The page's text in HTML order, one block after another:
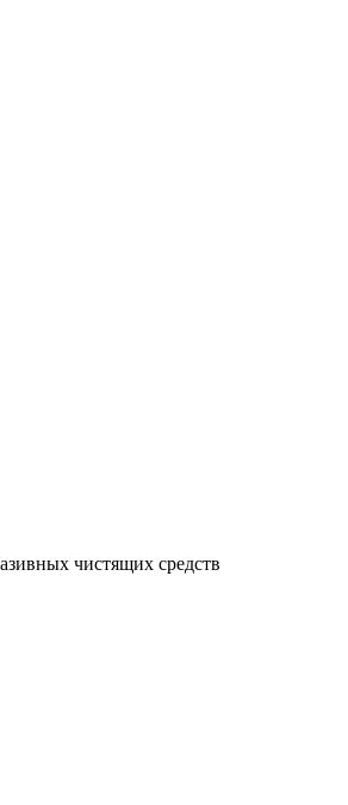
чистящих средств